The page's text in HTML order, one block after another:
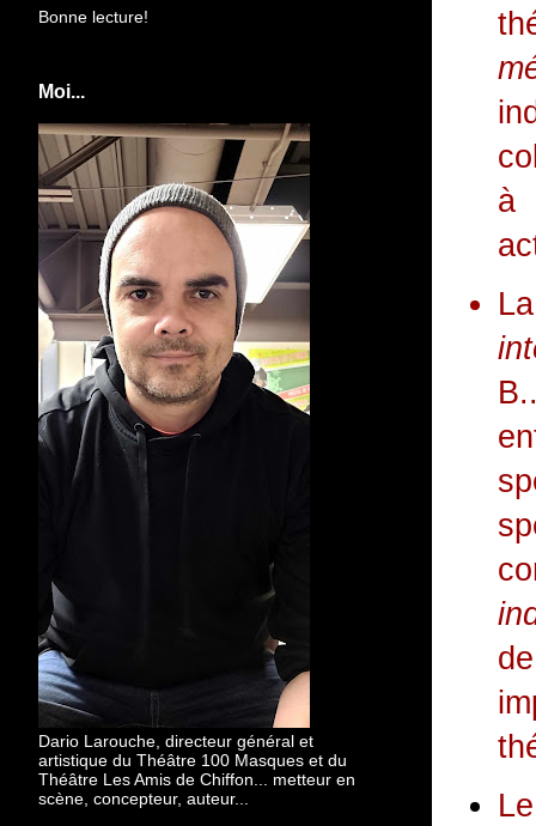
à
Bonne lecture!
Moi...
Dario Larouche, directeur général et
artistique du Théâtre 100 Masques et du
Théâtre Les Amis de Chiffon... metteur en
scène, concepteur, auteur...